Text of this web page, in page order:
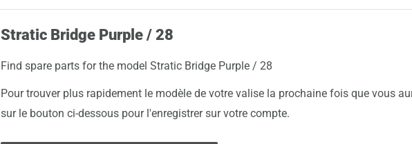
Stratic Bridge Purple / 28
Find spare parts for the model Stratic Bridge Purple / 28
Pour trouver plus rapidement le modèle de votre valise la prochaine fois que vous
sur le bouton ci-dessous pour l'enregistrer sur votre compte.